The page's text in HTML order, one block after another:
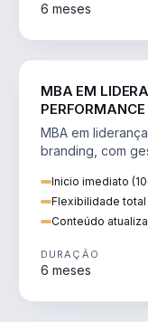
6 meses
MBA EM
MBA em
branding, com
Inicio imediato
Flexibilidade
Conteúdo
DURAÇÃO
6 meses